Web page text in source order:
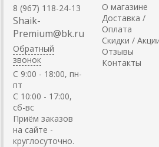
8 (967) 118-24-13
Shaik-
Premium@bk.ru
Обратный
звонок
C 9:00 - 18:00, пн-
пт
С 10:00 - 17:00,
сб-вс
Приём заказов
на сайте -
круглосуточно.
О магазине
Доставка /
Оплата
Скидки /
Отзывы
Контакты